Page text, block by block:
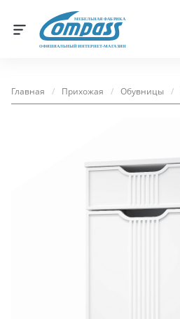
МЕБЕЛЬНАЯ ФАБРИКА
ОФИЦИАЛЬНЫЙ ИНТЕРНЕТ-МАГАЗИН
Главная / Прихожая / Обувницы /